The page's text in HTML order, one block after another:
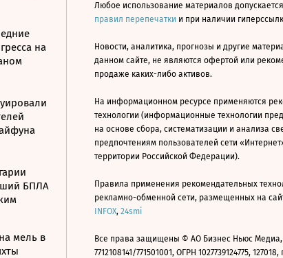
на
БПЛА
мель в
Любое использование материалов
правил перепечатки и при наличии
Новости, аналитика, прогнозы и другие
данном сайте, не являются офертой или
продаже каких-либо активов.
На информационном ресурсе применяются
технологии (информационные технологии
на основе сбора, систематизации и анализа
предпочтениям пользователей сети
территории Российской Федерации).
Правила применения рекомендательных
рекламно-обменной сети, размещенных на
INFOX, 24smi
Все права защищены © АО Бизнес Ньюс
7712108141/771501001, ОГРН 1027739124775,